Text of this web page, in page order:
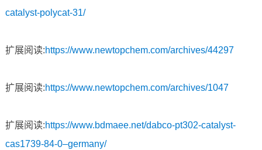
catalyst-polycat-31/
扩展阅读:https://www.newtopchem.com/archives/44297
扩展阅读:https://www.newtopchem.com/archives/1047
扩展阅读:https://www.bdmaee.net/dabco-pt302-catalyst-
cas1739-84-0–germany/